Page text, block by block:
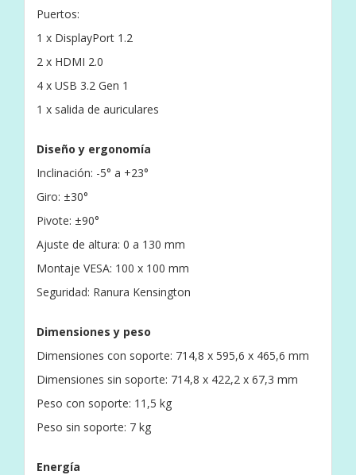
Puertos:
1 x DisplayPort 1.2
2 x HDMI 2.0
4 x USB 3.2 Gen 1
1 x salida de auriculares
Diseño y ergonomía
Inclinación: -5° a +23°
Giro: ±30°
Pivote: ±90°
Ajuste de altura: 0 a 130 mm
Montaje VESA: 100 x 100 mm
Seguridad: Ranura Kensington
Dimensiones y peso
Dimensiones con soporte: 714,8 x 595,6 x 465,6 mm
Dimensiones sin soporte: 714,8 x 422,2 x 67,3 mm
Peso con soporte: 11,5 kg
Peso sin soporte: 7 kg
Energía